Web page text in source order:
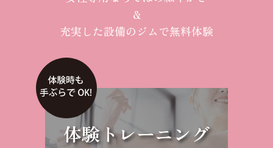
＆
充実した設備のジムで無料体験
体験トレーニング